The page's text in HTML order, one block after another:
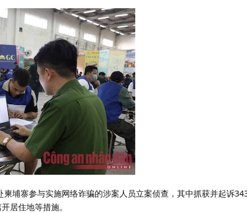
埔寨参与实施网络诈骗的涉案人员立案侦查，其中抓获并起诉
居住地等措施。